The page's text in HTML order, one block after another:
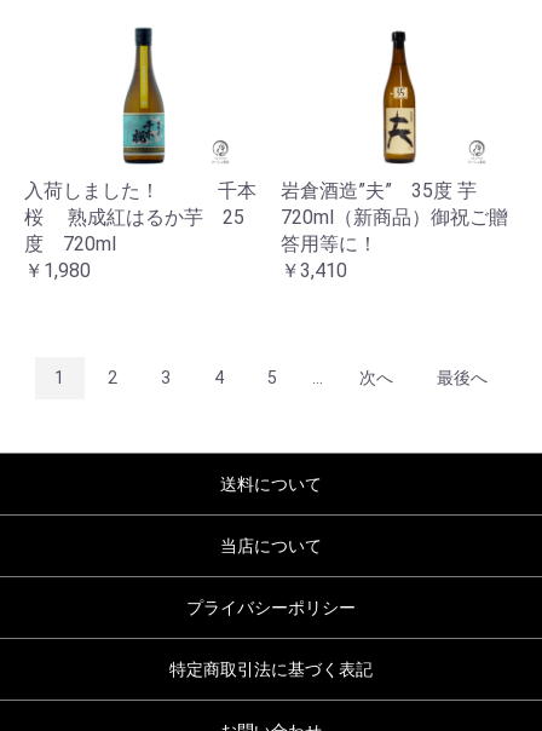
入荷しました！ 千本
桜 熟成紅はるか芋 25
度 720ml
￥1,980
岩倉酒造”夫” 35度 芋
720ml（新商品）御祝ご贈
答用等に！
￥3,410
1 2 3 4 5 次へ 最後へ
送料について
当店について
プライバシーポリシー
特定商取引法に基づく表記